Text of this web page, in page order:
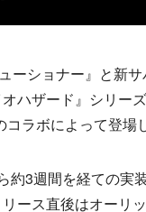
ーショナー』と新
ハザード』シリー
ラボによって登場
3週間を経ての実
ース直後はオーリ